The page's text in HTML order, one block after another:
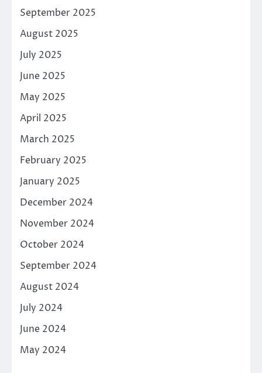
September 2025
August 2025
July 2025
June 2025
May 2025
April 2025
March 2025
February 2025
January 2025
December 2024
November 2024
October 2024
September 2024
August 2024
July 2024
June 2024
May 2024